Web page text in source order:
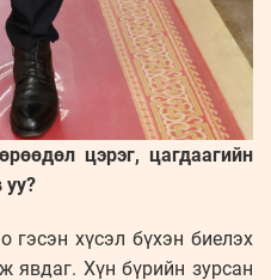
цэрэг, цагдаагийн
гэсэн хүсэл бүхэн биелэх
явдаг. Хүн бүрийн зурсан